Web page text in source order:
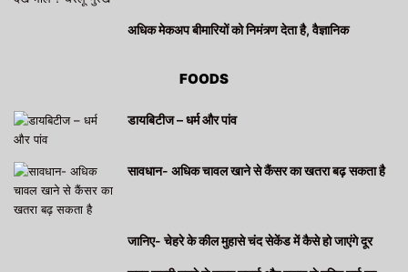
अधिक मेकअप बीमारियों को निमंत्र्ण देता है, वैज्ञानिक
FOODS
डायबिटीज – धर्म और पांव
सावधान- अधिक चावल खाने से कैंसर का खतरा बढ़ सकता है
जानिए- चेहरे के कील मुहासे चंद सेकेंड में कैसे हो जाएंगे दूर